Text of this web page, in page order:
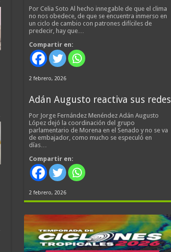
Por Celia Soto Al hecho innegable de que el clima
no nos obedece, de que se encuentra inmerso en
un ciclo de cambio con patrones difíciles de
predecir, hay que…
Compartir en:
2 febrero, 2026
Adán Augusto reactiva sus redes
Por Jorge Fernández Menéndez Adán Augusto
López dejó la coordinación del grupo
parlamentario de Morena en el Senado y no se va
de embajador, como mucho se especuló en
días…
Compartir en:
2 febrero, 2026